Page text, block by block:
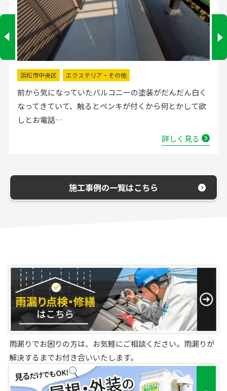
掛川市 水回りリフォーム
流し台の水栓が壊れたので直してほしいと弊社にお電話
いただきました。確認した所、水栓の吐水が落ちたよう
で取替する…
詳しく見る
施工事例の一覧はこちら
雨漏りでお困りの方は、お気軽にご相談ください。雨漏りが
解決するまでお付き合いいたします。